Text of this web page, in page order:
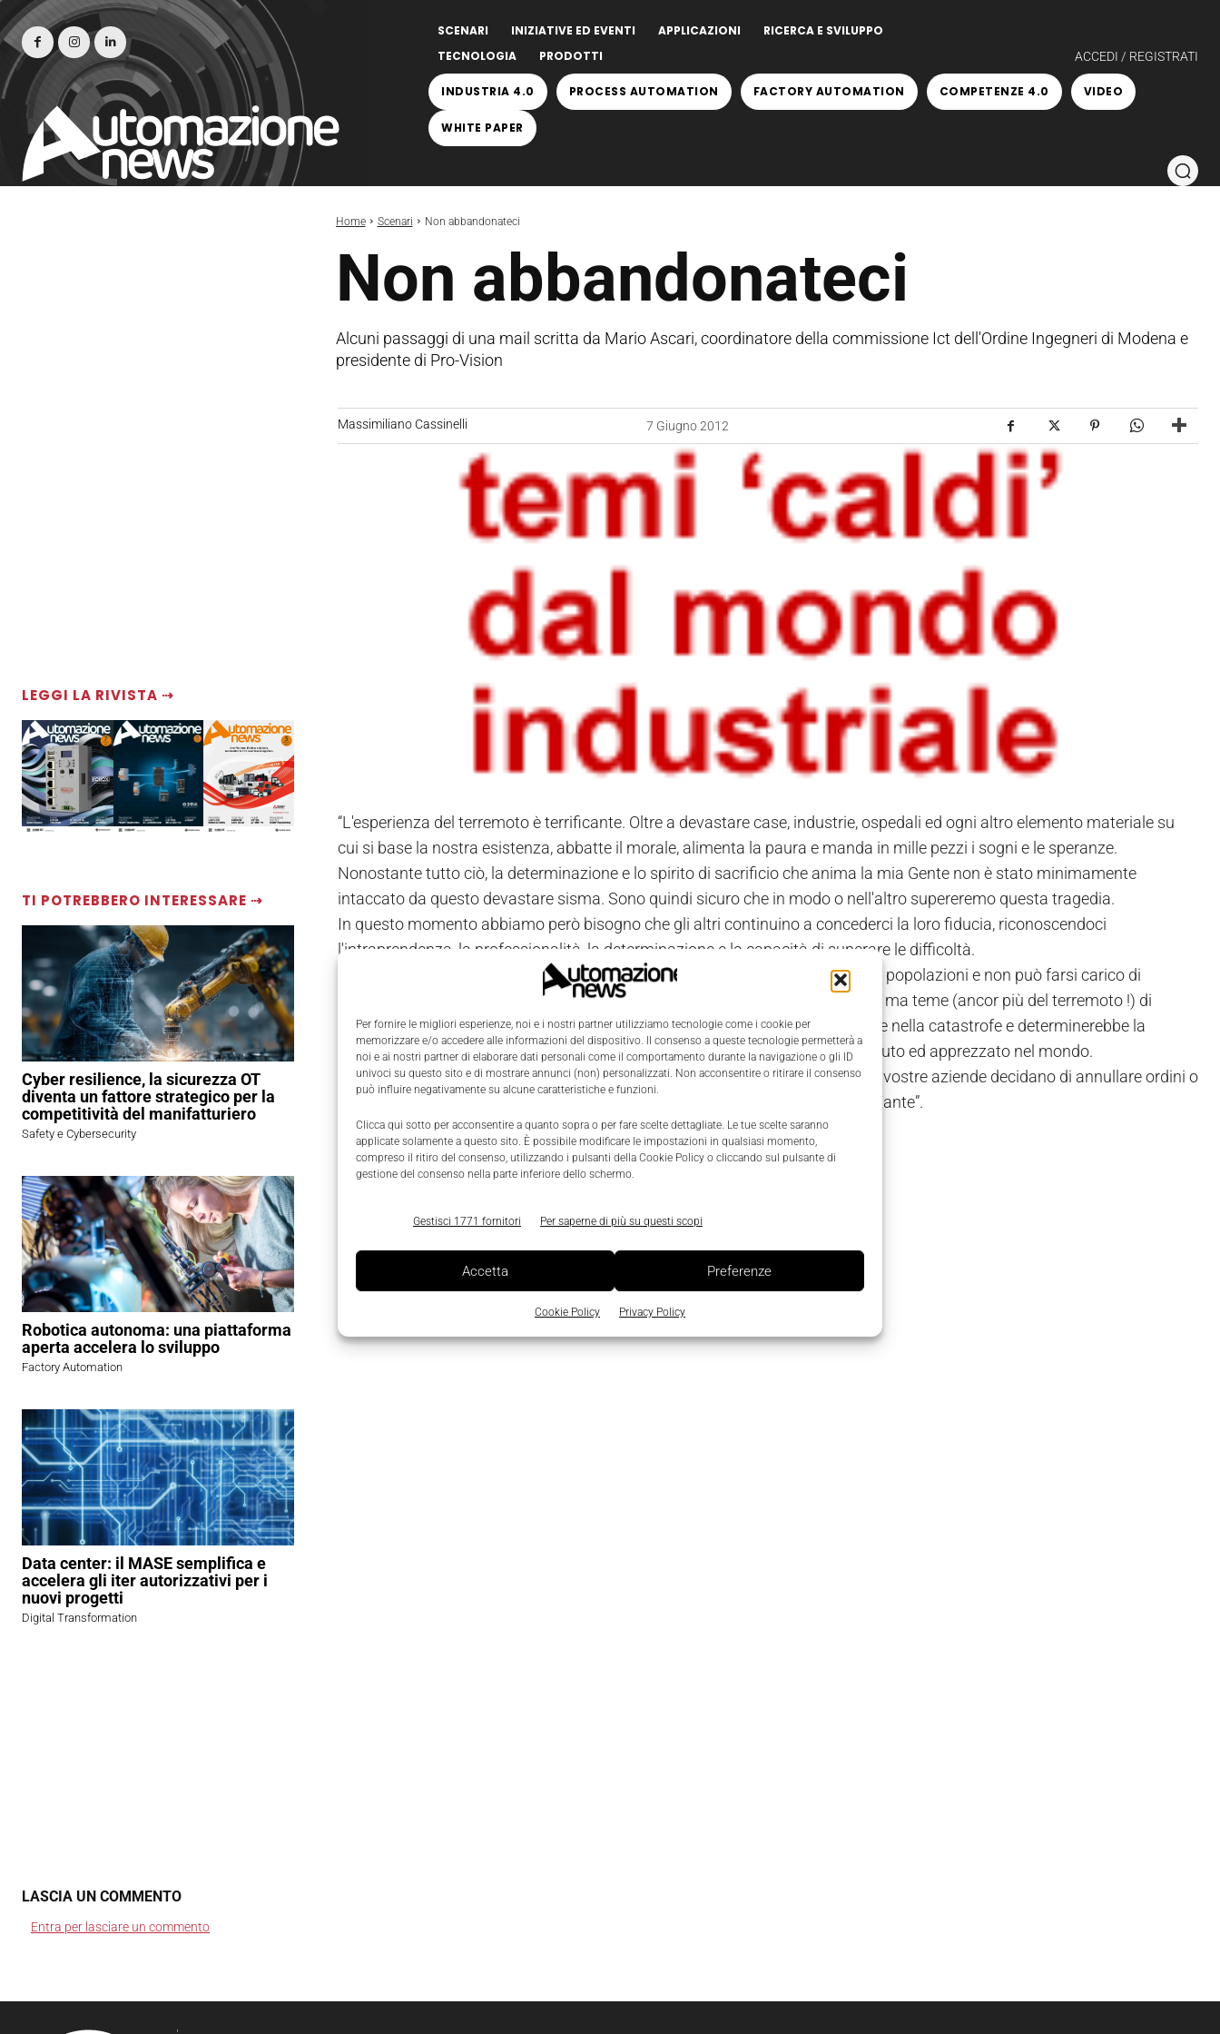
Per fornire le migliori esperienze, noi e i nostri partner utilizziamo tecnologie come i cookie per
memorizzare e/o accedere alle informazioni del dispositivo. Il consenso a queste tecnologie permetterà a
noi e ai nostri partner di elaborare dati personali come il comportamento durante la navigazione o gli ID
univoci su questo sito e di mostrare annunci (non) personalizzati. Non acconsentire o ritirare il consenso
può influire negativamente su alcune caratteristiche e funzioni.
Clicca qui sotto per acconsentire a quanto sopra o per fare scelte dettagliate. Le tue scelte saranno
applicate solamente a questo sito. È possibile modificare le impostazioni in qualsiasi momento,
compreso il ritiro del consenso, utilizzando i pulsanti della Cookie Policy o cliccando sul pulsante di
gestione del consenso nella parte inferiore dello schermo.
Gestisci 1771 fornitori Per saperne di più su questi scopi
Accetta Preferenze
Cookie Policy Privacy Policy
SCENARI INIZIATIVE ED EVENTI APPLICAZIONI
RICERCA E SVILUPPO
TECNOLOGIA
PRODOTTI ACCEDI / REGISTRATI
INDUSTRIA 4.0 PROCESS AUTOMATION FACTORY AUTOMATION COMPETENZE 4.0 VIDEO
WHITE PAPER
Home Scenari Non abbandonateci
Non abbandonateci
Alcuni passaggi di una mail scritta da Mario Ascari, coordinatore della commissione Ict dell'Ordine Ingegneri di Modena e
presidente di Pro-Vision
LEGGI LA RIVISTA ⇢
TI POTREBBERO INTERESSARE ⇢
Cyber resilience, la sicurezza OT
diventa un fattore strategico per la
competitività del manifatturiero
Safety e Cybersecurity
Robotica autonoma: una piattaforma
aperta accelera lo sviluppo
Factory Automation
Data center: il MASE semplifica e
accelera gli iter autorizzativi per i
nuovi progetti
Digital Transformation
Massimiliano Cassinelli 7 Giugno 2012
“L'esperienza del terremoto è terrificante. Oltre a devastare case, industrie, ospedali ed ogni altro elemento materiale su
cui si base la nostra esistenza, abbatte il morale, alimenta la paura e manda in mille pezzi i sogni e le speranze.
Nonostante tutto ciò, la determinazione e lo spirito di sacrificio che anima la mia Gente non è stato minimamente
intaccato da questo devastare sisma. Sono quindi sicuro che in modo o nell'altro supereremo questa tragedia.
In questo momento abbiamo però bisogno che gli altri continuino a concederci la loro fiducia, riconoscendoci
l'intraprendenza, la professionalità, la determinazione e la capacità di superare le difficoltà.
La macchina dei soccorsi è attualmente concentrata a fornire assistenza alle popolazioni e non può farsi carico di
sostenere il tessuto produttivo. La maggior parte delle aziende sta ripartendo ma teme (ancor più del terremoto !) di
perdere i clienti o gli ordini già acquisiti. Se ciò avvenisse sarebbe la catastrofe nella catastrofe e determinerebbe la
perdita definitiva di un distretto d'eccellenza del nostro amato Paese, conosciuto ed apprezzato nel mondo.
Chiedo quindi, ad ognuno di voi, di adoperarsi ad ogni livello per evitare che le vostre aziende decidano di annullare ordini o
di sostituire i fornitori emiliani colpiti dal sisma. Credermi, è veramente importante”.
LASCIA UN COMMENTO
Entra per lasciare un commento